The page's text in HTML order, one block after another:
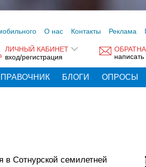
О нас Контакты Реклама
ЛИЧНЫЙ КАБИНЕТ
вход/регистрация
БЛОГИ ОПРОСЫ
Сотнурской семилетней